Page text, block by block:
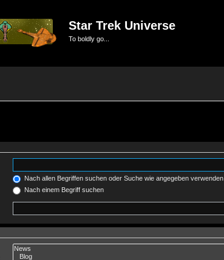
Star Trek Universe
To boldly go...
Nach allen Begriffen suchen oder Suche wie angegeben verwenden
Nach einem Begriff suchen